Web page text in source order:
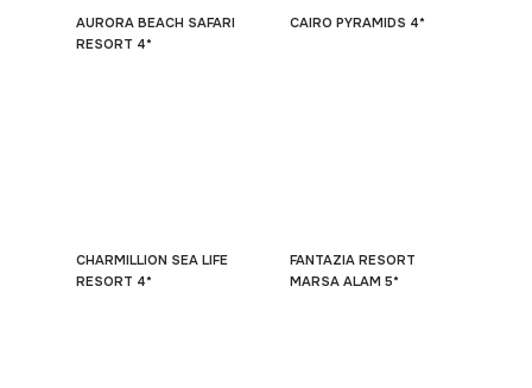
AURORA BEACH SAFARI
RESORT 4*
CAIRO PYRAMIDS 4*
CHARMILLION SEA LIFE
RESORT 4*
FANTAZIA RESORT
MARSA ALAM 5*